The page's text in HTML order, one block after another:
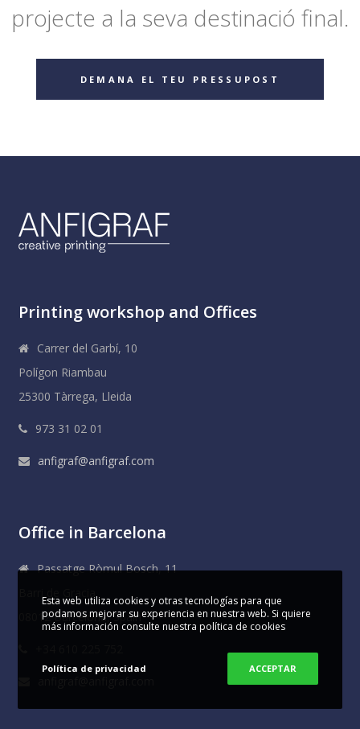
projecte a la seva destinació final.
DEMANA EL TEU PRESSUPOST
Printing workshop and Offices
Carrer del Garbí, 10
Polígon Riambau
25300 Tàrrega, Lleida
973 31 02 01
anfigraf@anfigraf.com
Office in Barcelona
Passatge Ròmul Bosch, 11
08012 Barcelona, Spain
Esta web utiliza cookies y otras tecnologías para que
podamos mejorar su experiencia en nuestra web. Si quiere
más información consulte nuestra política de cookies
Política de privacidad ACCEPTAR